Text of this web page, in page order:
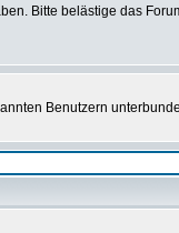
Bitte belästige das
Benutzern